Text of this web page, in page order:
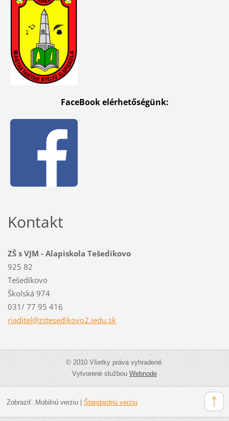
FaceBook elérhetőségünk:
Kontakt
ZŠ s VJM - Alapiskola Tešedíkovo
925 82
Tešedíkovo
Školská 974
031/ 77 95 416
riaditel@zstesedikovo2.iedu.sk
© 2010 Všetky práva vyhradené.
Vytvorené službouWebnode
Zobraziť: Mobilnú verziu| Štandardnú verziu